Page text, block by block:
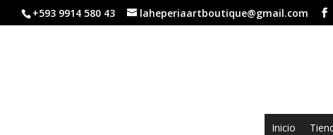
+593 9914 580 43 laheperiaartboutique@gmail.com
Inicio